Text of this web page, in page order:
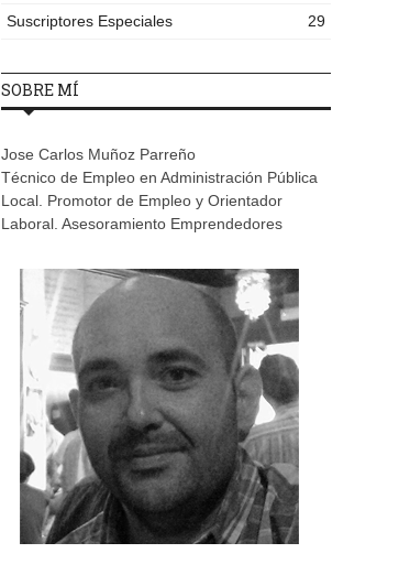
Suscriptores Especiales
29
SOBRE MÍ
Jose Carlos Muñoz Parreño
Técnico de Empleo en Administración Pública
Local. Promotor de Empleo y Orientador
Laboral. Asesoramiento Emprendedores